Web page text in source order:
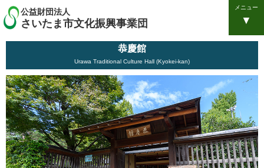
公益財団法人
さいたま市文化振興事業団
メニュー
恭慶館
Urawa Traditional Culture Hall (Kyokei-kan)